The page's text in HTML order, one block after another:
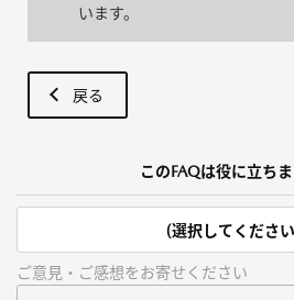
います。
戻る
このFAQは役に立ち
(選択してくださ
ご意見・ご感想をお寄せください